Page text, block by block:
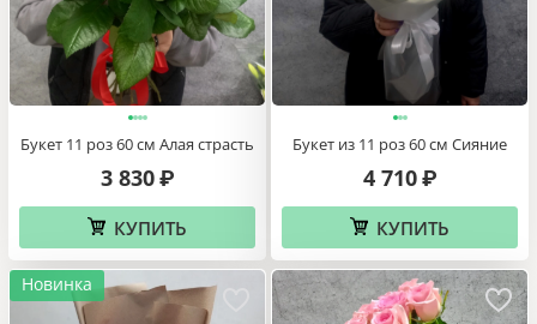
Букет 11 роз 60 см Алая страсть
3 830 ₽
КУПИТЬ
Букет из 11 роз 60 см Сияние
4 710 ₽
КУПИТЬ
Новинка